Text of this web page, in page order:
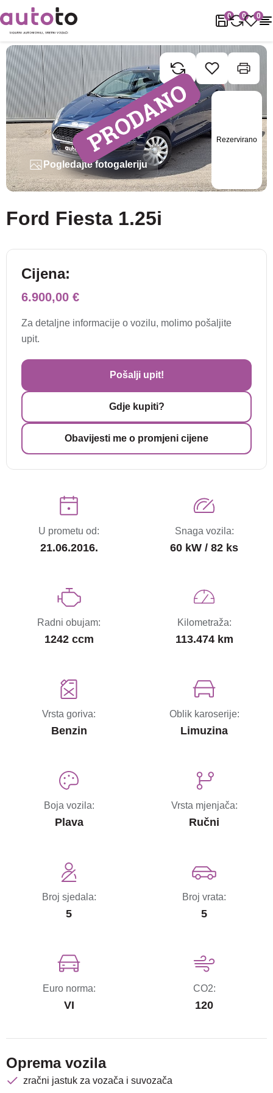
0 0 0
Naslovnica Rabljena vozila Ford Fiesta 1.25i
Rezervirano
Pogledajte fotogaleriju
Ford Fiesta 1.25i
Cijena:
6.900,00 €
Za detaljne informacije o vozilu, molimo pošaljite
upit.
Pošalji upit!
Gdje kupiti?
Obavijesti me o promjeni cijene
U prometu od:
21.06.2016.
Snaga vozila:
60 kW / 82 ks
Radni obujam:
1242 ccm
Kilometraža:
113.474 km
Vrsta goriva:
Benzin
Oblik karoserije:
Limuzina
Boja vozila:
Plava
Vrsta mjenjača:
Ručni
Broj sjedala:
5
Broj vrata:
5
Euro norma:
VI
CO2:
120
Oprema vozila
zračni jastuk za vozača i suvozača